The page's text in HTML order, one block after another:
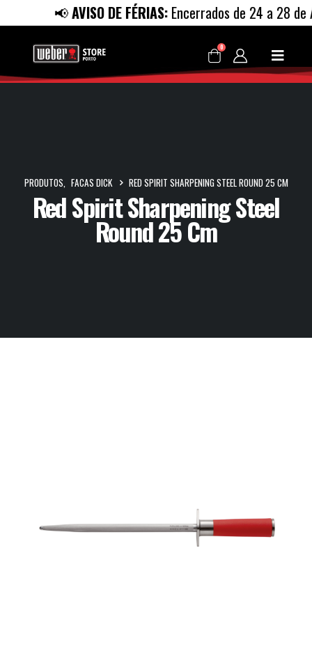
📢AVISO DE FÉRIAS:Encerrados de 24 a 28 de
0
Red Spirit Sharpening Steel
Round 25 Cm
PRODUTOS, FACAS DICK RED SPIRIT SHARPENING STEEL ROUND 25 CM